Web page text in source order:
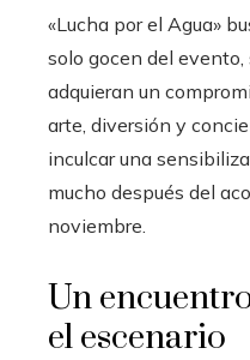
«Lucha por el Agua»
solo gocen del
adquieran un
arte, diversión y
inculcar una
mucho después del
noviembre.
Un
el escenario